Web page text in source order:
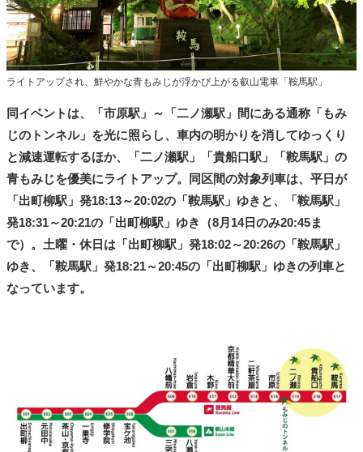
ライトアップされ、鮮やかな青もみじが浮かび上がる叡山電車「鞍馬駅」
同イベントは、「市原駅」～「二ノ瀬駅」間にある通称「もみ
じのトンネル」を光に照らし、車内の明かりを消してゆっくり
と減速運転するほか、「二ノ瀬駅」「貴船口駅」「鞍馬駅」の
青もみじを優美にライトアップ。同区間の対象列車は、平日が
「出町柳駅」発18:13～20:02の「鞍馬駅」ゆきと、「鞍馬駅」
発18:31～20:21の「出町柳駅」ゆき（8月14日のみ20:45ま
で）。土曜・休日は「出町柳駅」発18:02～20:26の「鞍馬駅」
ゆき、「鞍馬駅」発18:21～20:45の「出町柳駅」ゆきの列車と
なっています。